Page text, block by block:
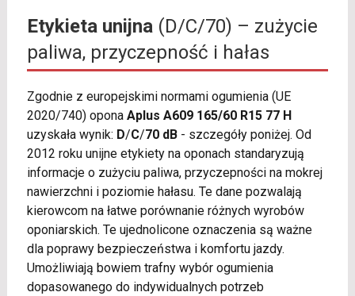
Etykieta unijna(D/C/70) – zużycie
paliwa, przyczepność i hałas
Zgodnie z europejskimi normami ogumienia (UE
2020/740) opona Aplus A609 165/60 R15 77 H
uzyskała wynik: D/C/70 dB- szczegóły poniżej. Od
2012 roku unijne etykiety na oponach standaryzują
informacje o zużyciu paliwa, przyczepności na mokrej
nawierzchni i poziomie hałasu. Te dane pozwalają
kierowcom na łatwe porównanie różnych wyrobów
oponiarskich. Te ujednolicone oznaczenia są ważne
dla poprawy bezpieczeństwa i komfortu jazdy.
Umożliwiają bowiem trafny wybór ogumienia
dopasowanego do indywidualnych potrzeb